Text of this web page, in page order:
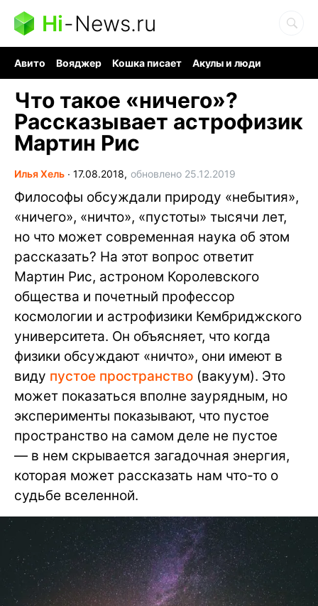
Hi-News.ru
Авито Вояджер Кошка писает
Акулы и люди
Что такое «ничего»?
Рассказывает астрофизик
Мартин Рис
Илья Хель ∙ 17.08.2018, обновлено 25.12.2019
Философы обсуждали природу «небытия»,
«ничего», «ничто», «пустоты» тысячи лет,
но что может современная наука об этом
рассказать? На этот вопрос ответит
Мартин Рис, астроном Королевского
общества и почетный профессор
космологии и астрофизики Кембриджского
университета. Он объясняет, что когда
физики обсуждают «ничто», они имеют в
виду пустое пространство (вакуум). Это
может показаться вполне заурядным, но
эксперименты показывают, что пустое
пространство на самом деле не пустое
— в нем скрывается загадочная энергия,
которая может рассказать нам что-то о
судьбе вселенной.